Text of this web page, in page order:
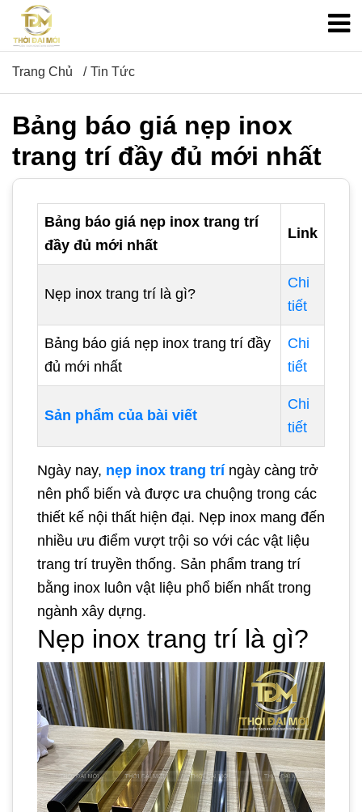
Trang Chủ Tin Tức
Bảng báo giá nẹp inox
trang trí đầy đủ mới nhất
Bảng báo giá nẹp inox trang trí
đầy đủ mới nhất
Link
Nẹp inox trang trí là gì?
Chi
tiết
Bảng báo giá nẹp inox trang trí đầy
đủ mới nhất
Chi
tiết
Sản phẩm của bài viết
Chi
tiết
Ngày nay, nẹp inox trang trí ngày càng trở
nên phổ biến và được ưa chuộng trong các
thiết kế nội thất hiện đại. Nẹp inox mang đến
nhiều ưu điểm vượt trội so với các vật liệu
trang trí truyền thống. Sản phẩm trang trí
bằng inox luôn vật liệu phổ biến nhất trong
ngành xây dựng.
Nẹp inox trang trí là gì?